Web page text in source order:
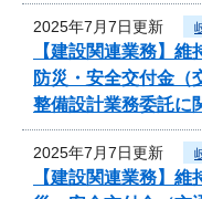
2025年7月7日更新
【建設関連業務】
防災・安全交付金
整備設計業務委託に
2025年7月7日更新
【建設関連業務】